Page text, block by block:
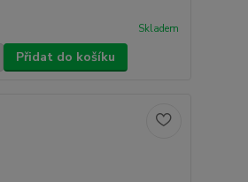
Skladem
Přidat do košíku